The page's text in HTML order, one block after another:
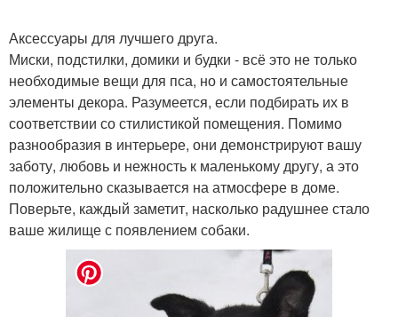
Аксессуары для лучшего друга.
Миски, подстилки, домики и будки - всё это не только
необходимые вещи для пса, но и самостоятельные
элементы декора. Разумеется, если подбирать их в
соответствии со стилистикой помещения. Помимо
разнообразия в интерьере, они демонстрируют вашу
заботу, любовь и нежность к маленькому другу, а это
положительно сказывается на атмосфере в доме.
Поверьте, каждый заметит, насколько радушнее стало
ваше жилище с появлением собаки.